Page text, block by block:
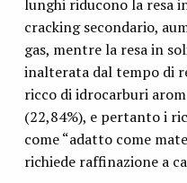
lunghi riducono la resa
cracking secondario,
gas, mentre la resa in
inalterata dal tempo di
ricco di idrocarburi
(22,84%), e pertanto i
come “adatto come
richiede raffinazione a